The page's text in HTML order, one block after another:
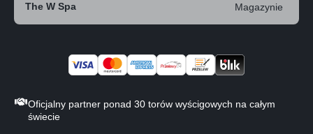
The W Spa
Magazynie
Oficjalny partner ponad 30 torów wyścigowych na całym
świecie